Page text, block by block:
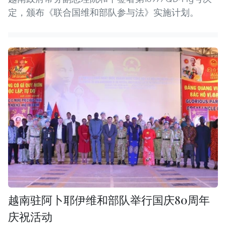
定，颁布《联合国维和部队参与法》实施计划。
越南驻阿卜耶伊维和部队举行国庆80周年
庆祝活动